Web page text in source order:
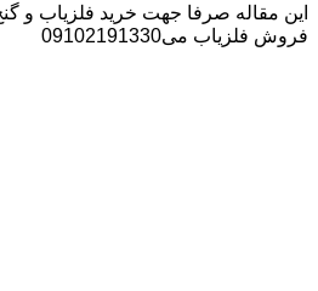
این مقاله صرفا جهت خرید فلزیاب و
فروش فلزیاب می09102191330